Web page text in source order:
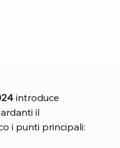
introduce
il
i punti principali: